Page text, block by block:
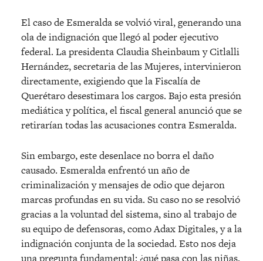
El caso de Esmeralda se volvió viral, generando una
ola de indignación que llegó al poder ejecutivo
federal. La presidenta Claudia Sheinbaum y Citlalli
Hernández, secretaria de las Mujeres, intervinieron
directamente, exigiendo que la Fiscalía de
Querétaro desestimara los cargos. Bajo esta presión
mediática y política, el fiscal general anunció que se
retirarían todas las acusaciones contra Esmeralda.
Sin embargo, este desenlace no borra el daño
causado. Esmeralda enfrentó un año de
criminalización y mensajes de odio que dejaron
marcas profundas en su vida. Su caso no se resolvió
gracias a la voluntad del sistema, sino al trabajo de
su equipo de defensoras, como Adax Digitales, y a la
indignación conjunta de la sociedad. Esto nos deja